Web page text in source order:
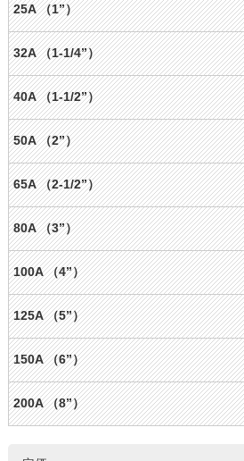
25A （1”）
32A （1-1/4”）
40A （1-1/2”）
50A （2”）
65A （2-1/2”）
80A （3”）
100A （4”）
125A （5”）
150A （6”）
200A （8”）